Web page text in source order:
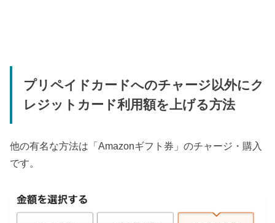
プリペイドカードへのチャージ以外にク
レジットカード利用額を上げる方法
他の有名な方法は「Amazonギフト券」のチャージ・購入
です。